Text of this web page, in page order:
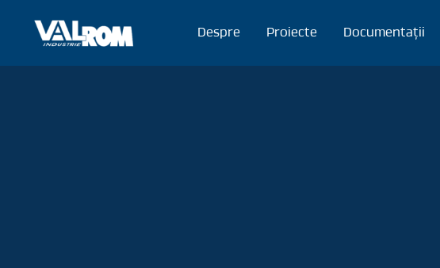
conținut
Despre Proiecte Documentații